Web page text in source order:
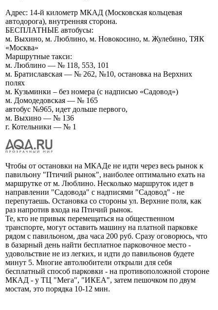
Адрес: 14-й километр МКАД (Московская кольцевая
автодорога), внутренняя сторона.
БЕСПЛАТНЫЕ автобусы:
м. Выхино, м. Люблино, м. Новокосино, м. Жулебино, ТЯК
«Москва»
Маршрутные такси:
м. Люблино — № 118, 553, 101
м. Братиславская — № 262, №10, остановка на Верхних
полях
м. Кузьминки – без номера (с надписью «Садовод»)
м. Домодедовская — № 165
автобус №965, идет дольше первого,
м. Выхино — № 136
г. Котельники — № 1
Чтобы от остановки на МКАДе не идти через весь рынок к
павильону "Птичий рынок", наиболее оптимально ехать на
маршрутке от м. Люблино. Несколько маршруток идет в
направлении "Садовода" с надписями "Садовод" - не
перепутаешь. Остановка со стороны ул. Верхние поля, как
раз напротив входа на Птичий рынок.
Те, кто не привык перемещаться на общественном
транспорте, могут оставить машину на платной парковке
рядом с павильоном, два часа 200 руб. Сразу оговорюсь, что
в базарный день найти бесплатное парковочное место -
удовольствие не из легких, и идти до павильонов будете
минут 5. Многие автолюбители открыли для себя
бесплатный способ парковки - на противоположной стороне
МКАД - у ТЦ "Мега", "ИКЕА", затем пешочком по двум
мостам, это порядка 10-12 мин.